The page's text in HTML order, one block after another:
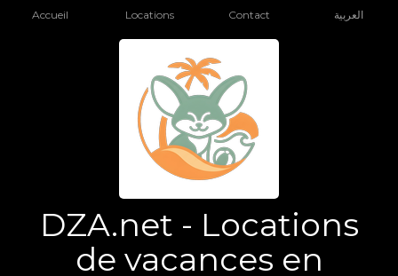
Accueil Locations Contact العربية
DZA.net - Locations
de vacances en